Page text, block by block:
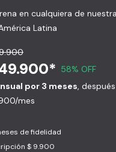
en cualquiera de
Latina
58% OFF
por 3 meses ,
mes
de fidelidad
$ 9.900